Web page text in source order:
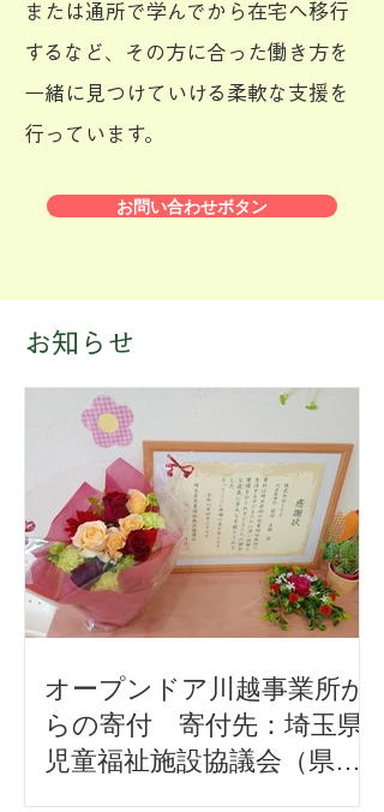
または通所で学んでから在宅へ移行
するなど、その方に合った働き方を
一緒に見つけていける柔軟な支援を
行っています。
お問い合わせボタン
お知らせ
オープンドア川越事業所か
らの寄付 寄付先：埼玉県
児童福祉施設協議会（県内